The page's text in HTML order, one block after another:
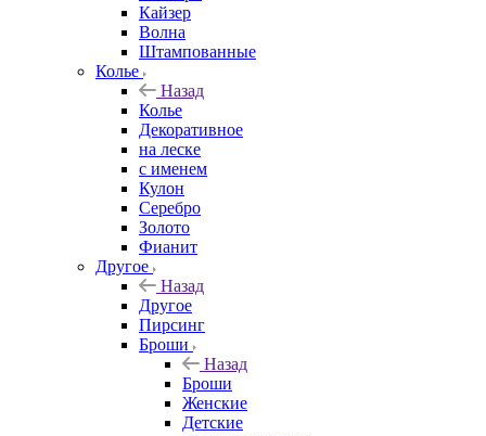
Кайзер
Волна
Штампованные
Колье
Назад
Колье
Декоративное
на леске
с именем
Кулон
Серебро
Золото
Фианит
Другое
Назад
Другое
Пирсинг
Броши
Назад
Броши
Женские
Детские